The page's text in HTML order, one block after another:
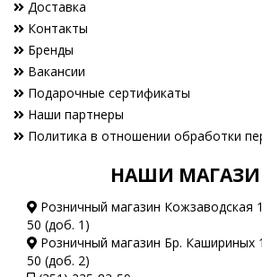
Доставка
Контакты
Бренды
Вакансии
Подарочные сертификаты
Наши партнеры
Политика в отношении обработки
НАШИ
Розничный магазин Кожзаводская
50 (доб. 1)
Розничный магазин Бр. Кашириных
50 (доб. 2)